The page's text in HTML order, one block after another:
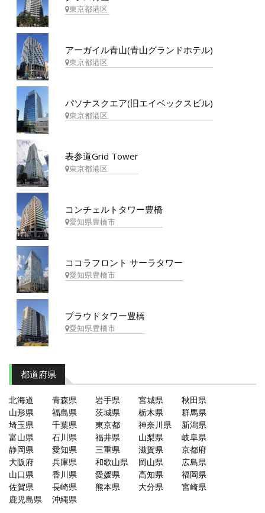
東京都港区
アーガイル青山(青山グランドホテル)
東京都港区
パソナスクエア(旧エイベックスビル)
東京都港区
表参道Grid Tower
東京都港区
コンチェルトタワー豊橋
愛知県豊橋市
ココラフロント サーラタワー
愛知県豊橋市
プラウドタワー豊橋
愛知県豊橋市
都道府県
北海道 青森県 岩手県 宮城県
秋田県
山形県
福島県 茨城県 栃木県
群馬県
埼玉県
千葉県 東京都 神奈川県
新潟県
富山県
石川県 福井県 山梨県
岐阜県
静岡県
愛知県 三重県 滋賀県
京都府
大阪府
兵庫県 和歌山県 岡山県
広島県
山口県
香川県 愛媛県 高知県
福岡県
佐賀県
長崎県 熊本県 大分県
宮崎県
鹿児島県
沖縄県